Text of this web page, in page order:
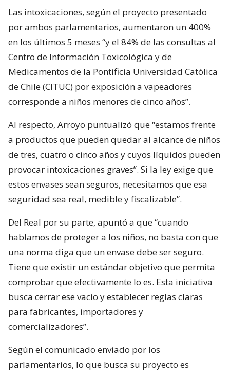
Las intoxicaciones, según el proyecto presentado
por ambos parlamentarios, aumentaron un 400%
en los últimos 5 meses “y el 84% de las consultas al
Centro de Información Toxicológica y de
Medicamentos de la Pontificia Universidad Católica
de Chile (CITUC) por exposición a vapeadores
corresponde a niños menores de cinco años”.
Al respecto, Arroyo puntualizó que “estamos frente
a productos que pueden quedar al alcance de niños
de tres, cuatro o cinco años y cuyos líquidos pueden
provocar intoxicaciones graves”. Si la ley exige que
estos envases sean seguros, necesitamos que esa
seguridad sea real, medible y fiscalizable”.
Del Real por su parte, apuntó a que “cuando
hablamos de proteger a los niños, no basta con que
una norma diga que un envase debe ser seguro.
Tiene que existir un estándar objetivo que permita
comprobar que efectivamente lo es. Esta iniciativa
busca cerrar ese vacío y establecer reglas claras
para fabricantes, importadores y
comercializadores”.
Según el comunicado enviado por los
parlamentarios, lo que busca su proyecto es